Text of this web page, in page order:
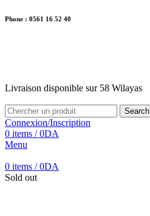
Phone : 0561 16 52 40
Livraison disponible sur 58 Wilayas
Search
Connexion/Inscription
0 items / 0DA
Menu
0 items / 0DA
Sold out